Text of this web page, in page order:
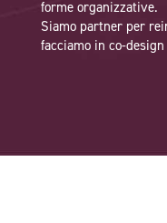
forme organizzative.
Siamo partner per
facciamo in co-